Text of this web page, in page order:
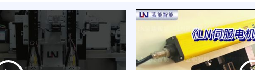
为企业焊接过程监控、质量
管控与工艺优化提供稳定可
靠的技术方案。
全无忧。适配汽车电机、新
能源、空调电梯电机等多领
域，助力企业降本增效，是
生产升级优选自动化焊接设
备。